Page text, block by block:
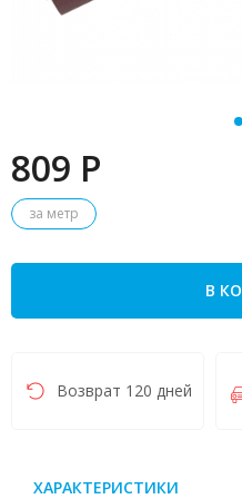
809 P
за метр
В
Возврат 120 дней
ХАРАКТЕРИСТИКИ